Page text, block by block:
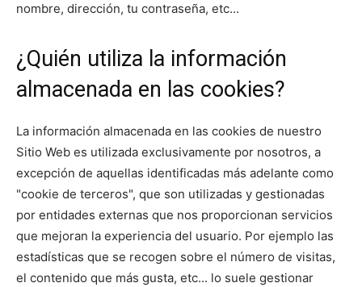
nombre, dirección, tu contraseña, etc...
¿Quién utiliza la información
almacenada en las cookies?
La información almacenada en las cookies de nuestro
Sitio Web es utilizada exclusivamente por nosotros, a
excepción de aquellas identificadas más adelante como
"cookie de terceros", que son utilizadas y gestionadas
por entidades externas que nos proporcionan servicios
que mejoran la experiencia del usuario. Por ejemplo las
estadísticas que se recogen sobre el número de visitas,
el contenido que más gusta, etc... lo suele gestionar